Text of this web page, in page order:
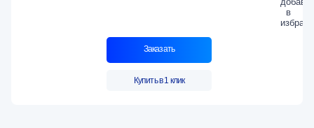
Заказать
Купить в 1 клик